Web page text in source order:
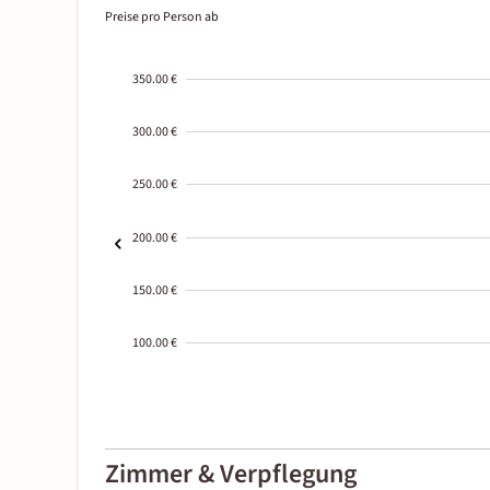
Preise pro Person ab
350.00 €
300.00 €
250.00 €
200.00 €
150.00 €
100.00 €
01-02
Zimmer & Verpflegung